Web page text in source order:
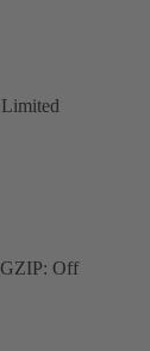
GZIP: Off